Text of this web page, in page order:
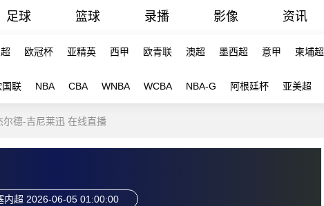
足球 篮球 录播 影像 资讯
欧冠杯 亚精英 西甲 欧青联 澳超 墨西超 意甲 柬埔超
国联 NBA CBA WNBA WCBA NBA-G 阿根廷杯 亚美超
德-吉尼莱迅 在线直播
内超 2026-06-05 01:00:00